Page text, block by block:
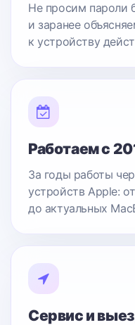
Не просим пароли
и заранее
к устройству
Работаем с
За годы работы
устройств Apple:
до актуальных
Сервис и